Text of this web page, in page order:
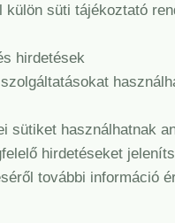
külön süti tájékoztató
hirdetések
sütiket használhatnak
hirdetéseket
további információ